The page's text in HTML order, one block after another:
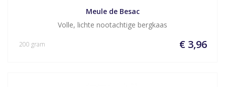
Meule de Besac
Volle, lichte nootachtige bergkaas
€ 3,96
200 gram